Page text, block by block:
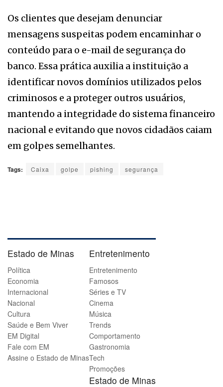
Os clientes que desejam denunciar
mensagens suspeitas podem encaminhar o
conteúdo para o e-mail de segurança do
banco. Essa prática auxilia a instituição a
identificar novos domínios utilizados pelos
criminosos e a proteger outros usuários,
mantendo a integridade do sistema financeiro
nacional e evitando que novos cidadãos caiam
em golpes semelhantes.
Tags: Caixa golpe pishing segurança
Estado de Minas
Política
Economia
Internacional
Nacional
Cultura
Saúde e Bem Viver
EM Digital
Fale com EM
Assine o Estado de Minas
Entretenimento
Entretenimento
Famosos
Séries e TV
Cinema
Música
Trends
Comportamento
Gastronomia
Tech
Promoções
Estado de Minas